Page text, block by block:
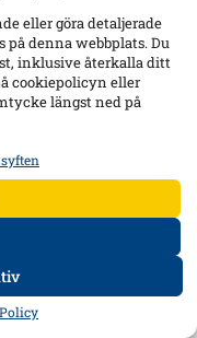
eller göra detaljerade
denna webbplats. Du
inklusive återkalla ditt
cookiepolicyn eller
längst ned på
på en enhet, Mäta
Förstå målgrupper
från olika källor.
på en enhet,